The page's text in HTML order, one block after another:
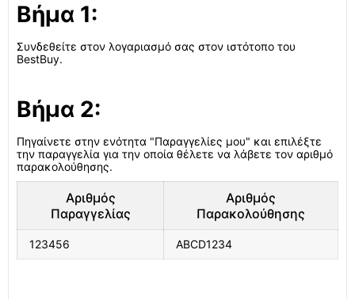
Βήμα 1:
Συνδεθείτε στον λογαριασμό σας στον ιστότοπο του
BestBuy.
Βήμα 2:
Πηγαίνετε στην ενότητα "Παραγγελίες μου" και επιλέξτε
την παραγγελία για την οποία θέλετε να λάβετε τον αριθμό
παρακολούθησης.
Αριθμός
Παραγγελίας
Αριθμός
Παρακολούθησης
123456 ABCD1234